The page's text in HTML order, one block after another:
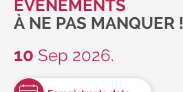
ÉVÉNEMENTS
À NE PAS MANQUER !
10 Sep 2026.